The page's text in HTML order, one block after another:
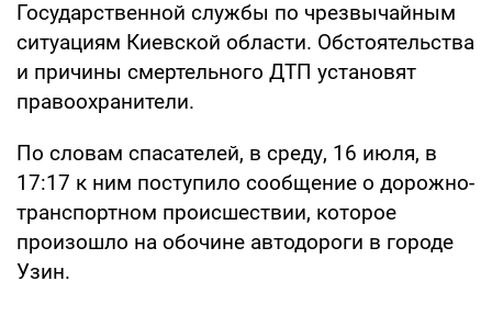
Государственной службы по чрезвычайным
ситуациям Киевской области. Обстоятельства
и причины смертельного ДТП установят
правоохранители.
По словам спасателей, в среду, 16 июля, в
17:17 к ним поступило сообщение о дорожно-
транспортном происшествии, которое
произошло на обочине автодороги в городе
Узин.